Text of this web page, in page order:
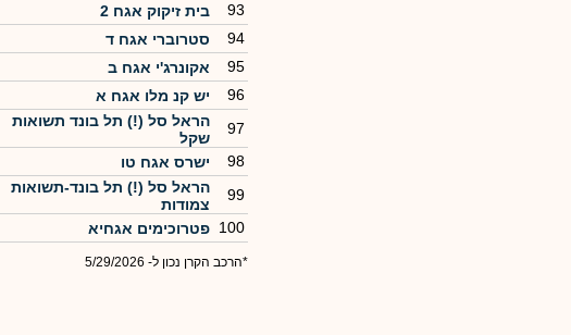
93
בית זיקוק אגח 2
94
סטרוברי אגח ד
95
אקונרג'י אגח ב
96
יש קנ מלו אגח א
97
הראל סל (!) תל בונד תשואות
שקל
98
ישרס אגח טו
99
הראל סל (!) תל בונד-תשואות
צמודות
100 פטרוכימים אגחיא
*הרכב הקרן נכון ל- 5/29/2026